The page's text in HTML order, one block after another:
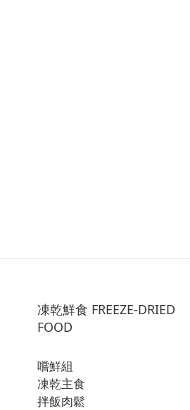
凍乾鮮食 FREEZE-DRIED
FOOD
嚐鮮組
凍乾主食
拌飯肉鬆